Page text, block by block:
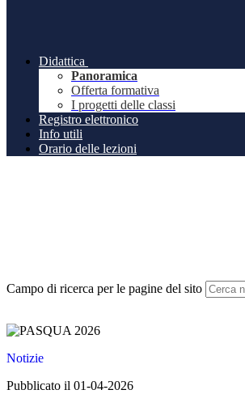
Didattica
Panoramica
Offerta formativa
I progetti delle classi
Registro elettronico
Info utili
Orario delle lezioni
Campo di ricerca per le pagine del sito
Notizie
Pubblicato il 01-04-2026